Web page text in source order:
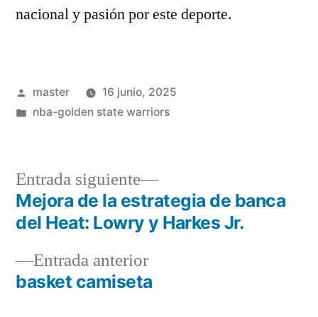
nacional y pasión por este deporte.
Publicado
por
master
16 junio, 2025
Publicado
nba-golden state warriors
Navegación
entradas
Entrada anteriorEntrada
anterior:
basket camiseta
Entrada siguiente
Entrada
siguiente:
Mejora de la estrategia de banca
del Heat: Lowry y Harkes Jr.